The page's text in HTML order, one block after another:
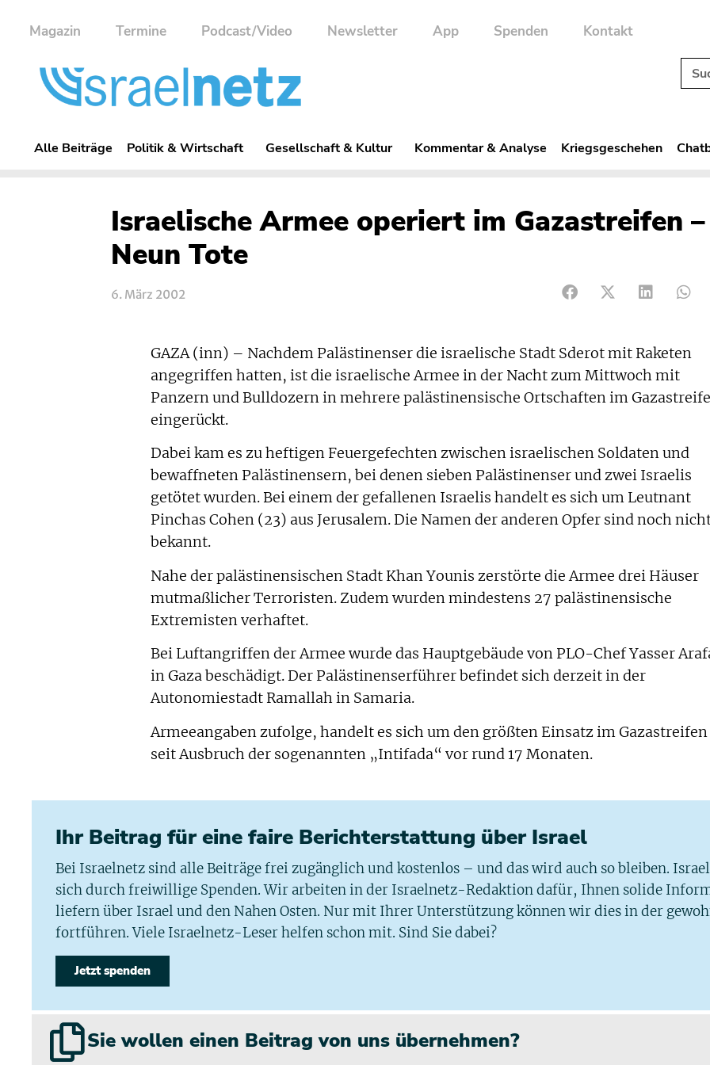
Magazin Termine Podcast/Video Newsletter App Spenden Kontakt
Alle Beiträge Politik & Wirtschaft Gesellschaft & Kultur Kommentar & Analyse Kriegsgeschehen
Israelische Armee operiert im Gazastreifen –
Neun Tote
6. März 2002
GAZA (inn) – Nachdem Palästinenser die israelische Stadt Sderot mit Raketen
angegriffen hatten, ist die israelische Armee in der Nacht zum Mittwoch mit
Panzern und Bulldozern in mehrere palästinensische Ortschaften im
eingerückt.
Dabei kam es zu heftigen Feuergefechten zwischen israelischen Soldaten und
bewaffneten Palästinensern, bei denen sieben Palästinenser und zwei Israelis
getötet wurden. Bei einem der gefallenen Israelis handelt es sich um Leutnant
Pinchas Cohen (23) aus Jerusalem. Die Namen der anderen Opfer sind noch
bekannt.
Nahe der palästinensischen Stadt Khan Younis zerstörte die Armee drei Häuser
mutmaßlicher Terroristen. Zudem wurden mindestens 27 palästinensische
Extremisten verhaftet.
Bei Luftangriffen der Armee wurde das Hauptgebäude von PLO-Chef Yasser
in Gaza beschädigt. Der Palästinenserführer befindet sich derzeit in der
Autonomiestadt Ramallah in Samaria.
Armeeangaben zufolge, handelt es sich um den größten Einsatz im Gazastreifen
seit Ausbruch der sogenannten „Intifada“ vor rund 17 Monaten.
Ihr Beitrag für eine faire Berichterstattung über Israel
Bei Israelnetz sind alle Beiträge frei zugänglich und kostenlos – und das wird auch so bleiben.
sich durch freiwillige Spenden. Wir arbeiten in der Israelnetz-Redaktion dafür, Ihnen solide
liefern über Israel und den Nahen Osten. Nur mit Ihrer Unterstützung können wir dies in der
fortführen. Viele Israelnetz-Leser helfen schon mit. Sind Sie dabei?
Jetzt spenden
Sie wollen einen Beitrag von uns übernehmen?